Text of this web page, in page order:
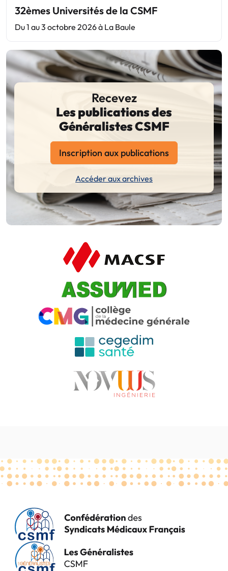
32èmes Universités de la CSMF
Du 1 au 3 octobre 2026 à La Baule
Recevez
Les publications des
Généralistes CSMF
Inscription aux publications
Accéder aux archives